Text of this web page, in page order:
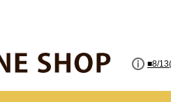
■8/